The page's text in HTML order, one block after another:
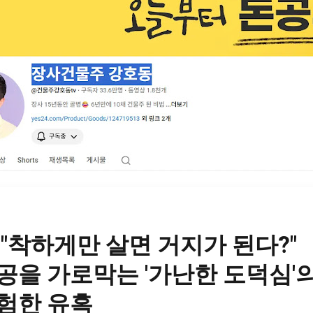
착하게만 살면 거지가 된다?"
을 가로막는 '가난한 도덕심'
한 유혹